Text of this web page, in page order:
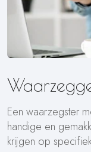
Een waarzegster
handige en
krijgen op